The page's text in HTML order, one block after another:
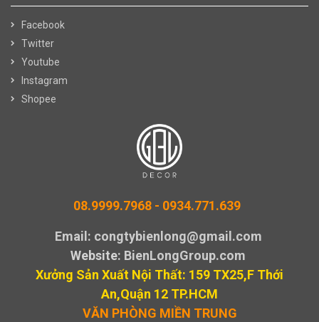
Facebook
Twitter
Youtube
Instagram
Shopee
08.9999.7968 - 0934.771.639
Email: congtybienlong@gmail.com
Website: BienLongGroup.com
Xưởng Sản Xuất Nội Thất: 159 TX25,F Thới
An,Quận 12 TP.HCM
VĂN PHÒNG MIỀN TRUNG